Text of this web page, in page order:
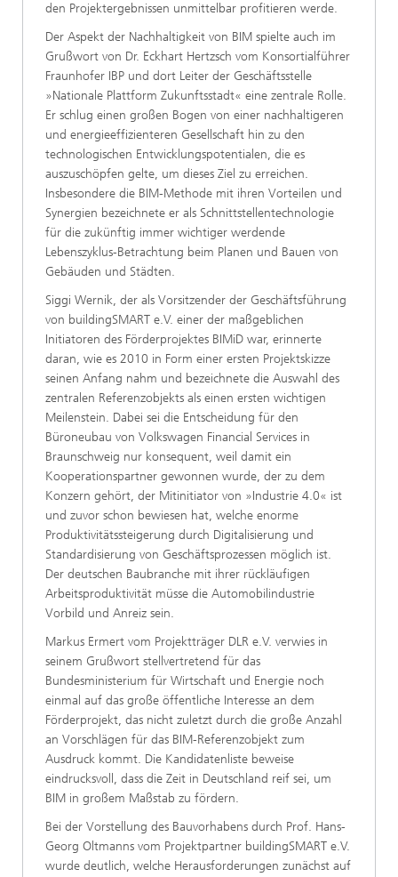
den Projektergebnissen unmittelbar profitieren werde.
Der Aspekt der Nachhaltigkeit von BIM spielte auch im
Grußwort von Dr. Eckhart Hertzsch vom Konsortialführer
Fraunhofer IBP und dort Leiter der Geschäftsstelle
»Nationale Plattform Zukunftsstadt« eine zentrale Rolle.
Er schlug einen großen Bogen von einer nachhaltigeren
und energieeffizienteren Gesellschaft hin zu den
technologischen Entwicklungspotentialen, die es
auszuschöpfen gelte, um dieses Ziel zu erreichen.
Insbesondere die BIM-Methode mit ihren Vorteilen und
Synergien bezeichnete er als Schnittstellentechnologie
für die zukünftig immer wichtiger werdende
Lebenszyklus-Betrachtung beim Planen und Bauen von
Gebäuden und Städten.
Siggi Wernik, der als Vorsitzender der Geschäftsführung
von buildingSMART e.V. einer der maßgeblichen
Initiatoren des Förderprojektes BIMiD war, erinnerte
daran, wie es 2010 in Form einer ersten Projektskizze
seinen Anfang nahm und bezeichnete die Auswahl des
zentralen Referenzobjekts als einen ersten wichtigen
Meilenstein. Dabei sei die Entscheidung für den
Büroneubau von Volkswagen Financial Services in
Braunschweig nur konsequent, weil damit ein
Kooperationspartner gewonnen wurde, der zu dem
Konzern gehört, der Mitinitiator von »Industrie 4.0« ist
und zuvor schon bewiesen hat, welche enorme
Produktivitätssteigerung durch Digitalisierung und
Standardisierung von Geschäftsprozessen möglich ist.
Der deutschen Baubranche mit ihrer rückläufigen
Arbeitsproduktivität müsse die Automobilindustrie
Vorbild und Anreiz sein.
Markus Ermert vom Projektträger DLR e.V. verwies in
seinem Grußwort stellvertretend für das
Bundesministerium für Wirtschaft und Energie noch
einmal auf das große öffentliche Interesse an dem
Förderprojekt, das nicht zuletzt durch die große Anzahl
an Vorschlägen für das BIM-Referenzobjekt zum
Ausdruck kommt. Die Kandidatenliste beweise
eindrucksvoll, dass die Zeit in Deutschland reif sei, um
BIM in großem Maßstab zu fördern.
Bei der Vorstellung des Bauvorhabens durch Prof. Hans-
Georg Oltmanns vom Projektpartner buildingSMART e.V.
wurde deutlich, welche Herausforderungen zunächst auf